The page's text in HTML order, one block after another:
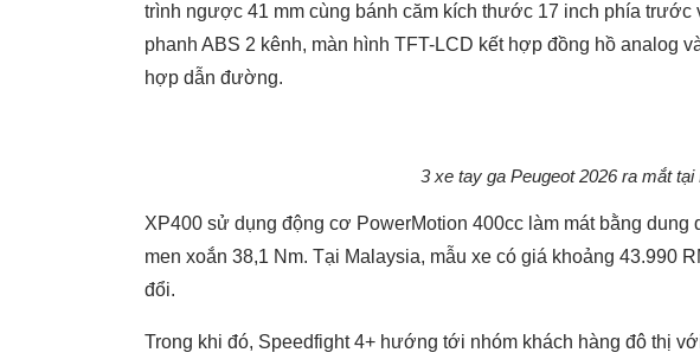
trình ngược 41 mm cùng bánh căm kích thước 17 inch phía trước
phanh ABS 2 kênh, màn hình TFT-LCD kết hợp đồng hồ analog
hợp dẫn đường.
3 xe tay ga Peugeot 2026 ra mắt
XP400 sử dụng động cơ PowerMotion 400cc làm mát bằng dung
men xoắn 38,1 Nm. Tại Malaysia, mẫu xe có giá khoảng 43.990
đổi.
Trong khi đó, Speedfight 4+ hướng tới nhóm khách hàng đô thị